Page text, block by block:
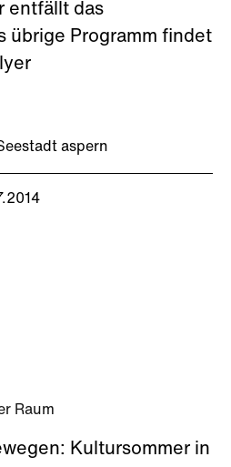
aspern
entfällt das
übrige Programm findet
Raum
Kultursommer in